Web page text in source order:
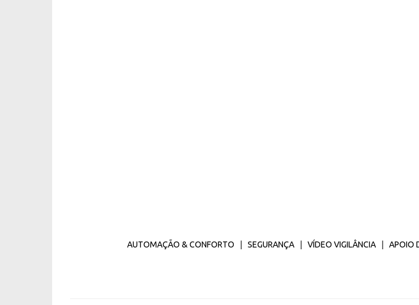
AUTOMAÇÃO & CONFORTO | SEGURANÇA | VÍDEO VIGILÂNCIA | APOIO